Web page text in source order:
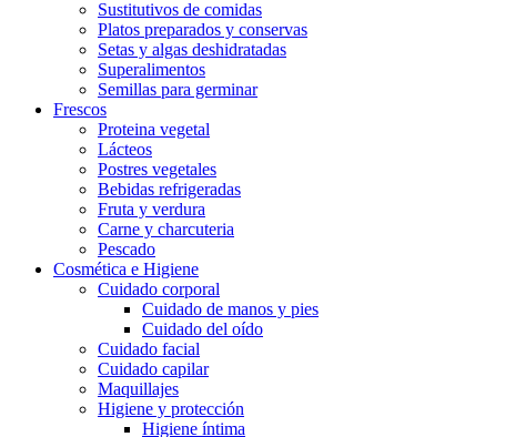
Sustitutivos de comidas
Platos preparados y conservas
Setas y algas deshidratadas
Superalimentos
Semillas para germinar
Frescos
Proteina vegetal
Lácteos
Postres vegetales
Bebidas refrigeradas
Fruta y verdura
Carne y charcuteria
Pescado
Cosmética e Higiene
Cuidado corporal
Cuidado de manos y pies
Cuidado del oído
Cuidado facial
Cuidado capilar
Maquillajes
Higiene y protección
Higiene íntima